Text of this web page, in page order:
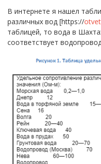
В интернете я нашел
различных вод [https://otvet
таблицей, то вода в
соответствует